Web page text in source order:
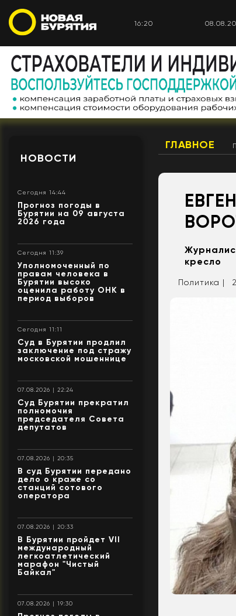
16:20
НОВОСТИ
Сегодня 14:44
Прогноз погоды в
Бурятии на 09 августа
2026 года
Сегодня 11:39
Уполномоченный по
правам человека в
Бурятии высоко
оценила работу ОНК в
период выборов
Сегодня 11:11
Суд в Бурятии продлил
заключение под стражу
московской мошеннице
07.08.2026 | 22:24
Суд Бурятии прекратил
полномочия
председателя Совета
депутатов
07.08.2026 | 20:35
В суд Бурятии передано
дело о краже со
станций сотового
оператора
07.08.2026 | 20:33
В Бурятии пройдет VII
международный
легкоатлетический
марафон "Чистый
Байкал"
07.08.2026 | 19:30
ГЛАВНОЕ
кресло
Политика |